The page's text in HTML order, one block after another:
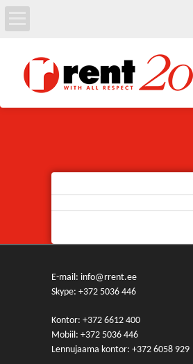
E-mail: info@rrent.ee
Skype: +372 5036 446
Kontor: +372 6612 400
Mobiil: +372 5036 446
Lennujaama kontor: +372 6058 929